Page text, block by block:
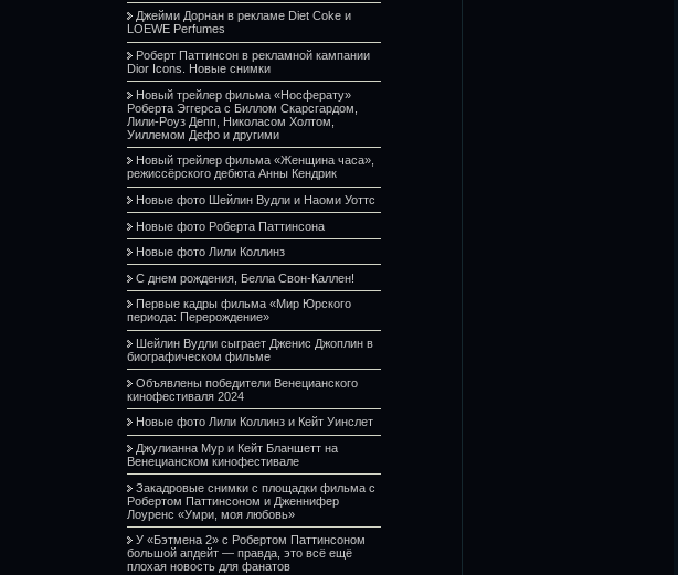
Джейми Дорнан в рекламе Diet Coke и
LOEWE Perfumes
Роберт Паттинсон в рекламной кампании
Dior Icons. Новые снимки
Новый трейлер фильма «Носферату»
Роберта Эггерса с Биллом Скарсгардом,
Лили-Роуз Депп, Николасом Холтом,
Уиллемом Дефо и другими
Новый трейлер фильма «Женщина часа»,
режиссёрского дебюта Анны Кендрик
Новые фото Шейлин Вудли и Наоми Уоттс
Новые фото Роберта Паттинсона
Новые фото Лили Коллинз
С днем рождения, Белла Свон-Каллен!
Первые кадры фильма «Мир Юрского
периода: Перерождение»
Шейлин Вудли сыграет Дженис Джоплин в
биографическом фильме
Объявлены победители Венецианского
кинофестиваля 2024
Новые фото Лили Коллинз и Кейт Уинслет
Джулианна Мур и Кейт Бланшетт на
Венецианском кинофестивале
Закадровые снимки с площадки фильма с
Робертом Паттинсоном и Дженнифер
Лоуренс «Умри, моя любовь»
У «Бэтмена 2» с Робертом Паттинсоном
большой апдейт — правда, это всё ещё
плохая новость для фанатов